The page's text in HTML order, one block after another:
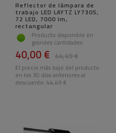
Reflector de lámpara de
trabajo LED LAYTZ LY7305,
72 LED, 7000 lm,
rectangular
Producto disponible en
grandes cantidades
44,49 €
40,00 €
El precio más bajo del producto
en los 30 días anteriores al
descuento: 44,49 €